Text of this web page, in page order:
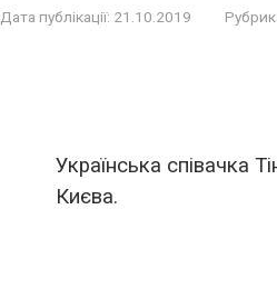
Дата публікації: 21.10.2019
Українська співачка
Києва.